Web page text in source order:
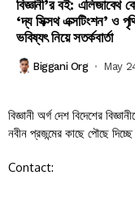
বিজ্ঞানী’র বই: এলিজাবেথ
‘দ্য সিক্সথ এক্সটিংশন’ ও
ভবিষ্যৎ নিয়ে সতর্কবার্তা
Biggani Org May
বিজ্ঞানী অর্গ দেশ বিদেশের
নবীন প্রজন্মের কাছে পৌছে
Contact: